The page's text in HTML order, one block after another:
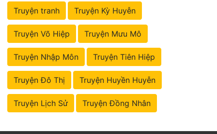
Truyện tranh Truyện Kỳ Huyễn
Truyện Võ Hiệp Truyện Mưu Mô
Truyện Nhập Môn Truyện Tiên Hiệp
Truyện Đô Thị Truyện Huyền Huyễn
Truyện Lịch Sử Truyện Đồng Nhân